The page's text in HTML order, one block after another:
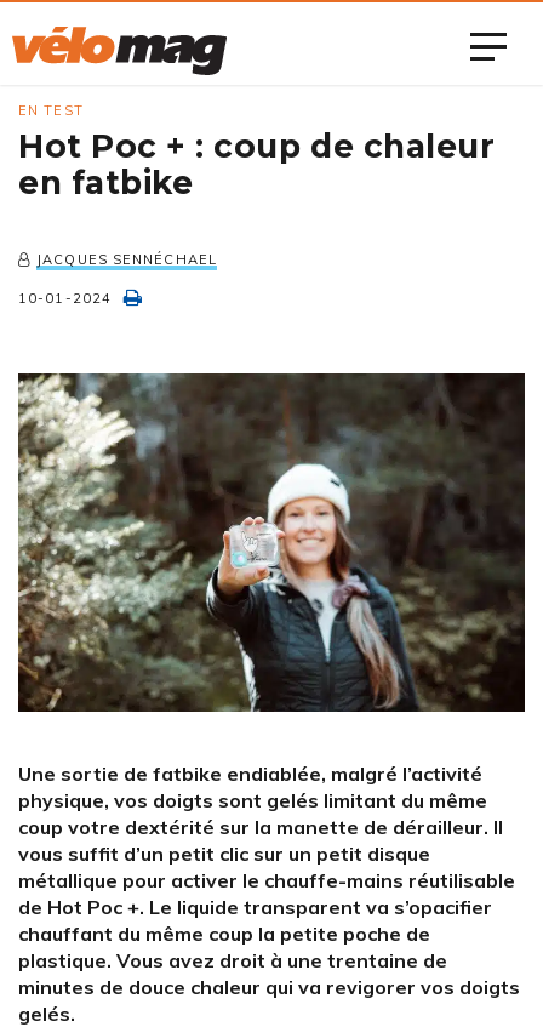
EN TEST
Hot Poc + : coup de chaleur
en fatbike
JACQUES SENNÉCHAEL
10-01-2024
Une sortie de fatbike endiablée, malgré l’activité
physique, vos doigts sont gelés limitant du même
coup votre dextérité sur la manette de dérailleur. Il
vous suffit d’un petit clic sur un petit disque
métallique pour activer le chauffe-mains réutilisable
de Hot Poc +. Le liquide transparent va s’opacifier
chauffant du même coup la petite poche de
plastique. Vous avez droit à une trentaine de
minutes de douce chaleur qui va revigorer vos doigts
gelés.